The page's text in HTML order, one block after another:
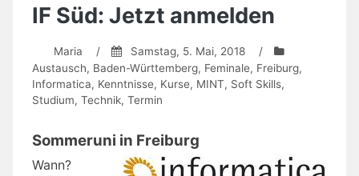
feminale
Baden-
IF Süd: Jetzt anmelden
Maria / Samstag, 5. Mai, 2018
/
Austausch, Baden-Württemberg, Feminale, Freiburg,
Informatica, Kenntnisse, Kurse, MINT, Soft Skills,
Studium, Technik, Termin
Sommeruni in Freiburg
Wann?